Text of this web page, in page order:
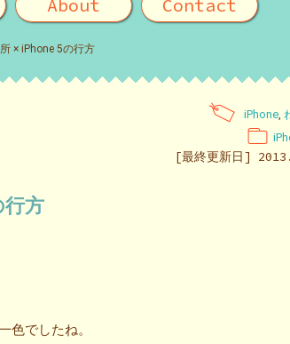
About Contact
× iPhone 5の行方
iPhone,
[最終更新日]
行方
色でしたね。